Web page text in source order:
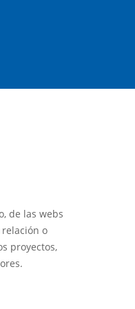
de las webs
o
proyectos,